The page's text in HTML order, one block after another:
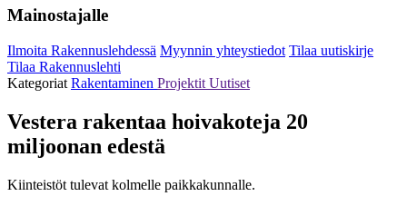
Mainostajalle
Ilmoita Rakennuslehdessä Myynnin yhteystiedot Tilaa uutiskirje
Tilaa Rakennuslehti
Kategoriat Rakentaminen Projektit Uutiset
Vestera rakentaa hoivakoteja 20
miljoonan edestä
Kiinteistöt tulevat kolmelle paikkakunnalle.